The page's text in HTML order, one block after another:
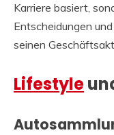
Karriere basiert,
Entscheidungen
seinen
Lifestyle